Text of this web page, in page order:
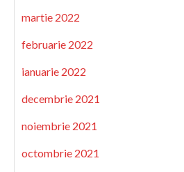
martie 2022
februarie 2022
ianuarie 2022
decembrie 2021
noiembrie 2021
octombrie 2021